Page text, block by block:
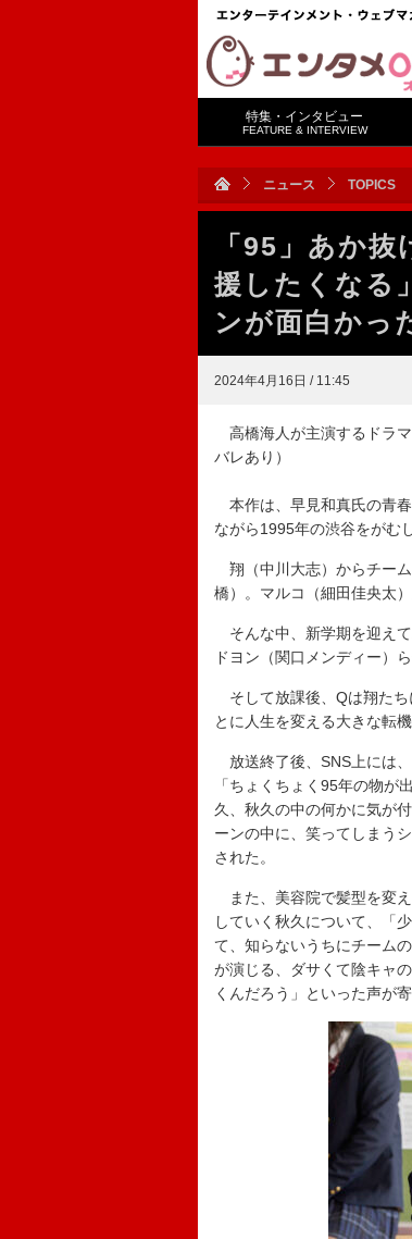
特集・インタビュー
FEATURE & INTERVIEW
ニュース TOPICS
「95」あか
援したくなる
ンが面白かっ
2024年4月16日 / 11:45
高橋海人が主演するドラ
バレあり）
本作は、早見和真氏の青
ながら1995年の渋谷をがむ
翔（中川大志）からチー
橋）。マルコ（細田佳央太
そんな中、新学期を迎えて
ドヨン（関口メンディー）
そして放課後、Qは翔たち
とに人生を変える大きな転
放送終了後、SNS上には
「ちょくちょく95年の物が
久、秋久の中の何かに気が
ーンの中に、笑ってしまう
された。
また、美容院で髪型を変
していく秋久について、「
て、知らないうちにチーム
が演じる、ダサくて陰キャ
くんだろう」といった声が寄